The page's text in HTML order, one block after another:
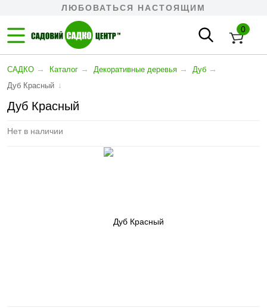
ЛЮБОВАТЬСЯ НАСТОЯЩИМ
0
САДКО → Каталог → Декоративные деревья → Дуб →
Дуб Красный ↓
Дуб Красный
Нет в наличии